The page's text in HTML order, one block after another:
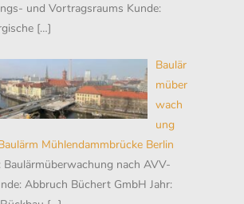
und Vortragsraums Kunde:
[…]
Baulär
müber
wach
ung
Mühlendammbrücke Berlin
Baulärmüberwachung nach AVV-
Abbruch Büchert GmbH Jahr: